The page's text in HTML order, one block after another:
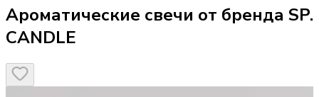
Ароматические свечи от бренда SP.
CANDLE